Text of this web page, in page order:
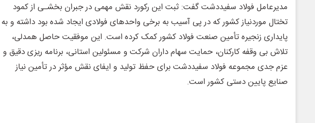
مدیرعامل فولاد سفیددشت گفت: ثبت این رکورد نقش مهمی در جبران بخشـی از کمود
تختال موردنیاز کشور که در پی آسیب به برخی واحدهای فولادی ایجاد شده بود داشته و به
پایداری زنجیره تأمین صنعت فولاد کشور کمک کرده است. این موفقیت حاصل همدلی،
تلاش بی وقفه کارکنان، حمایت سهام داران شرکت و مسئولین استانی، برنامه ریزی دقیق و
عزم جدی مجموعه فولاد سفیددشت برای حفظ تولید و ایفای نقش مؤثر در تأمین نیاز
صنایع پایین دستی کشور است.